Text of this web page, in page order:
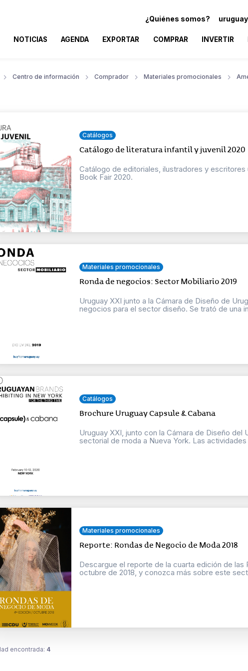
¿Quiénes somos?
NOTICIAS AGENDA EXPORTAR COMPRAR INVERTIR
Centro de información Comprador Materiales promocionales
Catálogos
Catálogo de literatura infantil y juvenil 2020
Catálogo de editoriales, ilustradores y
Book Fair 2020.
Materiales promocionales
Ronda de negocios: Sector Mobiliario 2019
Uruguay XXI junto a la Cámara de Diseño de
negocios para el sector diseño. Se trató de una
Catálogos
Brochure Uruguay Capsule & Cabana
Uruguay XXI, junto con la Cámara de Diseño
sectorial de moda a Nueva York. Las actividades
Materiales promocionales
Reporte: Rondas de Negocio de Moda 2018
Descargue el reporte de la cuarta edición de
octubre de 2018, y conozca más sobre este
encontrada: 4